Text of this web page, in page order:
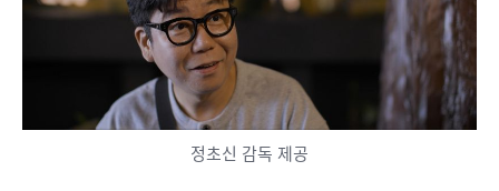
정초신 감독 제공